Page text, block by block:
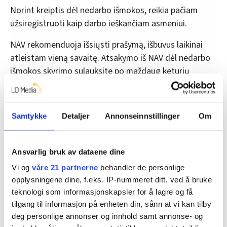
Samtykke Detaljer Annonseinnstillinger Om
Ansvarlig bruk av dataene dine
Vi og våre 21 partnerne behandler de personlige
opplysningene dine, f.eks. IP-nummeret ditt, ved å bruke
teknologi som informasjonskapsler for å lagre og få
tilgang til informasjon på enheten din, sånn at vi kan tilby
deg personlige annonser og innhold samt annonse- og
Norint kreiptis dėl nedarbo išmokos, reikia pačiam
užsiregistruoti kaip darbo ieškančiam asmeniui.
NAV rekomenduoja išsiųsti prašymą, išbuvus laikinai
atleistam vieną savaitę. Atsakymo iš NAV dėl nedarbo
išmokos skyrimo sulauksite po maždaug keturių
savaičių.
Nedarbo išmoka apskaičiuojama nuo tos dienos, kai
pateikėte prašymą NAV skirti nedarbo išmoką. Tačiau
pinigai jūsų sąskaitą pasieks tik po kelių savaičių, nes
Reikalavimai norint gauti nedarbo
išmoką
Laikinai atleistiems darbuotojams ir kitiems